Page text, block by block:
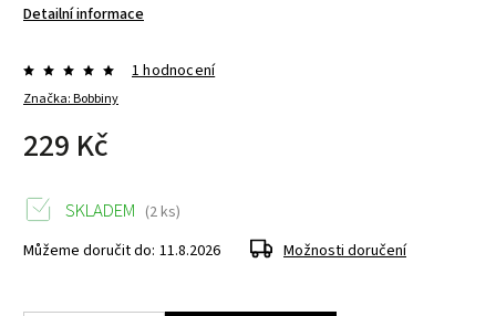
Detailní informace
Značka:Bobbiny
1 hodnocení
229 Kč
SKLADEM (2 ks)
Můžeme doručit do: 11.8.2026 Možnosti doručení